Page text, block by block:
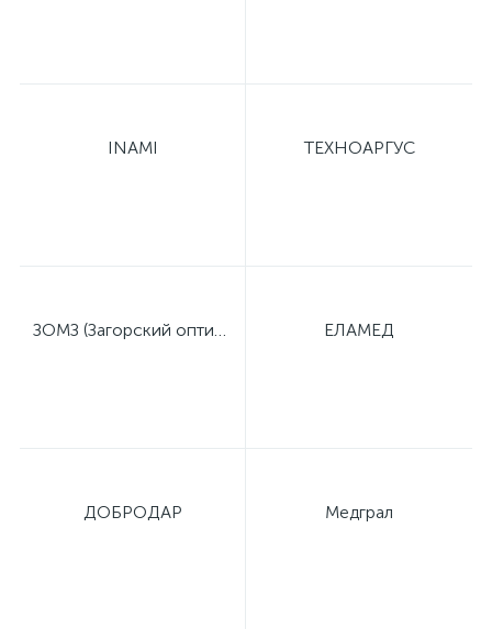
INAMI ТЕХНОАРГУС
ЗОМЗ (Загорский оптико-механический завод) ЕЛАМЕД
ДОБРОДАР Медграл